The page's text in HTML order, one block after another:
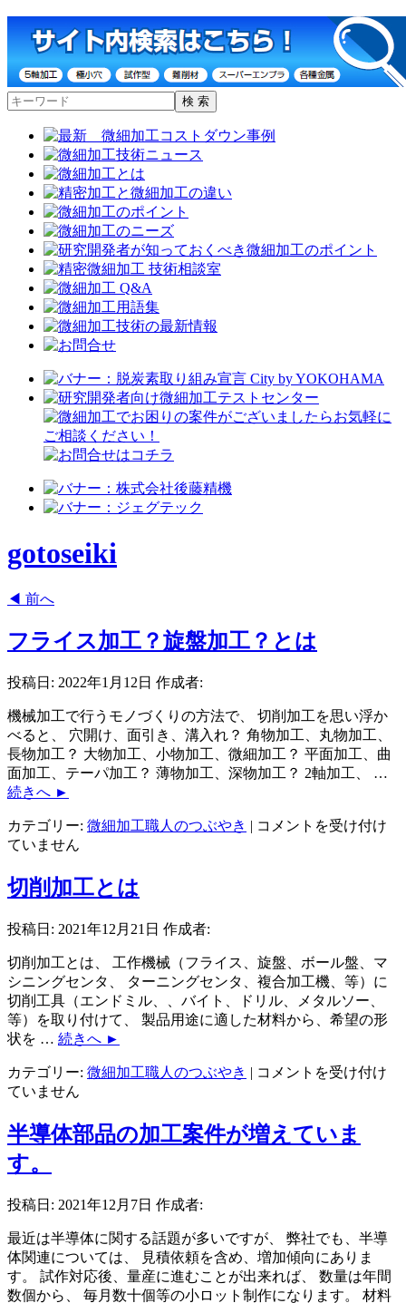
gotoseiki
◀ 前へ
フライス加工？旋盤加工？とは
投稿日: 2022年1月12日 作成者:
機械加工で行うモノづくりの方法で、 切削加工を思い浮か
べると、 穴開け、面引き、溝入れ？ 角物加工、丸物加工、
長物加工？ 大物加工、小物加工、微細加工？ 平面加工、曲
面加工、テーパ加工？ 薄物加工、深物加工？ 2軸加工、 …
続きへ ►
カテゴリー: 微細加工職人のつぶやき | フ
盤
加
工？
と
コメントを受け付け
ていません
切削加工とは
投稿日: 2021年12月21日 作成者:
切削加工とは、 工作機械（フライス、旋盤、ボール盤、マ
シニングセンタ、 ターニングセンタ、複合加工機、等）に
切削工具（エンドミル、、バイト、ドリル、メタルソー、
等）を取り付けて、 製品用途に適した材料から、希望の形
状を … 続きへ ►
カテゴリー: 微細加工職人のつぶやき | 切
工
と
コメントを受け付け
ていません
半導体部品の加工案件が増えていま
す。
投稿日: 2021年12月7日 作成者:
最近は半導体に関する話題が多いですが、 弊社でも、半導
体関連については、 見積依頼を含め、増加傾向にありま
す。 試作対応後、量産に進むことが出来れば、 数量は年間
数個から、 毎月数十個等の小ロット制作になります。 材料